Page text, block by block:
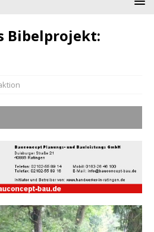
Bibelprojekt: